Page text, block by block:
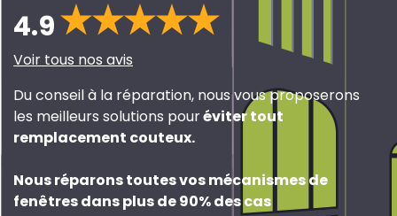
4.9
Voir tous nos avis
Du conseil à la réparation, nous vous proposerons
les meilleurs solutions pouréviter tout
remplacement couteux.
Nous réparons toutes vos mécanismes de
fenêtres dans plus de 90% des cas